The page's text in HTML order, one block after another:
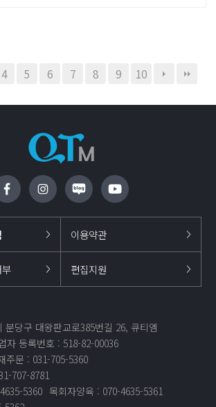
4 5 6 7 8 9 10
이용약관
편집지원
분당구 대왕판교로385번길 26, 큐티엠
자 등록번호 : 518-82-00036
주문 : 031-705-5360
707-8781
5360 목회자양육 : 070-4635-5361